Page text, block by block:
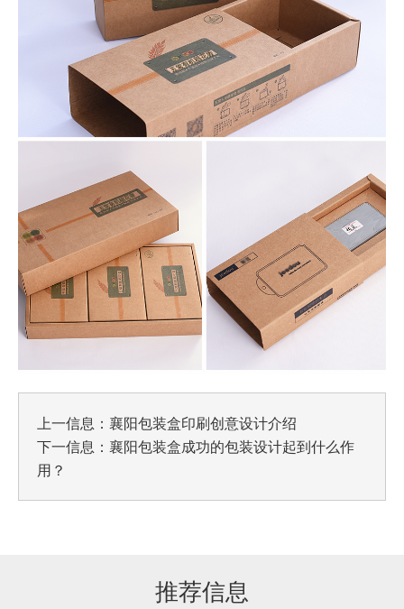
上一信息： 襄阳包装盒印刷创意设计介绍
下一信息： 襄阳包装盒成功的包装设计起到什么作
用？
推荐信息